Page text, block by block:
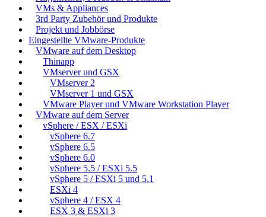
VMs & Appliances
3rd Party Zubehör und Produkte
Projekt und Jobbörse
Eingestellte VMware-Produkte
VMware auf dem Desktop
Thinapp
VMserver und GSX
VMserver 2
VMserver 1 und GSX
VMware Player und VMware Workstation Player
VMware auf dem Server
vSphere / ESX / ESXi
vSphere 6.7
vSphere 6.5
vSphere 6.0
vSphere 5.5 / ESXi 5.5
vSphere 5 / ESXi 5 und 5.1
ESXi 4
vSphere 4 / ESX 4
ESX 3 & ESXi 3